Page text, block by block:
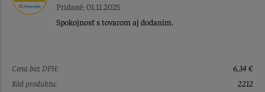
Pridané: 01.11.2025
Spokojnosť s tovarom aj dodanim.
Cena bez DPH:
6,34 €
Kód produktu:
2212